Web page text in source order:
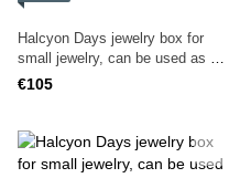
Halcyon Days jewelry box for
small jewelry, can be used as a
pillbox in the original box.
€105